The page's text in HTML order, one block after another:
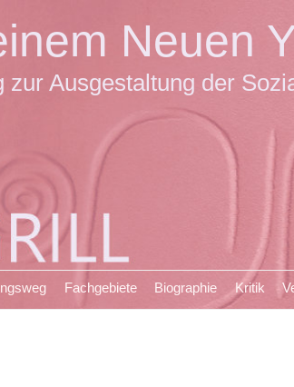
Neuen
zur Ausgestaltung der
Fachgebiete Biographie Kritik